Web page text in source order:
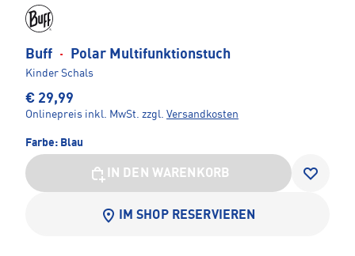
Buff · Polar Multifunktionstuch
Kinder Schals
€ 29,99
Onlinepreis inkl. MwSt. zzgl. Versandkosten
Farbe: Blau
IN DEN WARENKORB
IM SHOP RESERVIEREN